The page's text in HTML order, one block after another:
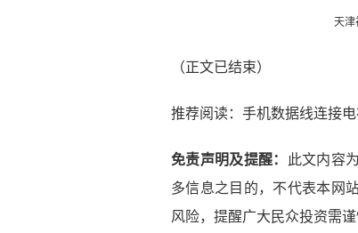
天津
（正文已结束）
推荐阅读： 手机数据线连接
免责声明及提醒：
此文内容
多信息之目的，不代表本网
风险，提醒广大民众投资需谨